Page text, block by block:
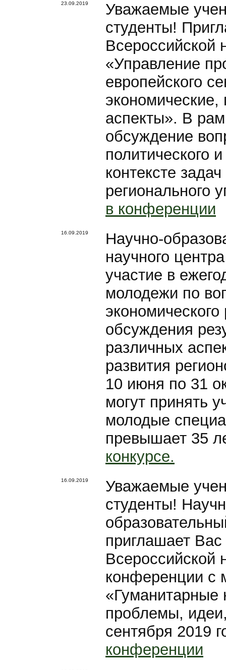
23.09.2019
Уважаемые
студенты!
Всеросcийской
«Управление
европейского
экономические,
аспекты». В
обсуждение
политического
контексте
регионального
в конференции
16.09.2019
Научно-
научного
участие в
молодежи по
обсуждения
различных
развития
10 июня по 31
могут принять
молодые
превышает 35
конкурсе.
16.09.2019
Уважаемые
студенты!
приглашает Вас
Всероссийской
конференции с
«Гуманитарные
проблемы,
сентября 2019
конференции